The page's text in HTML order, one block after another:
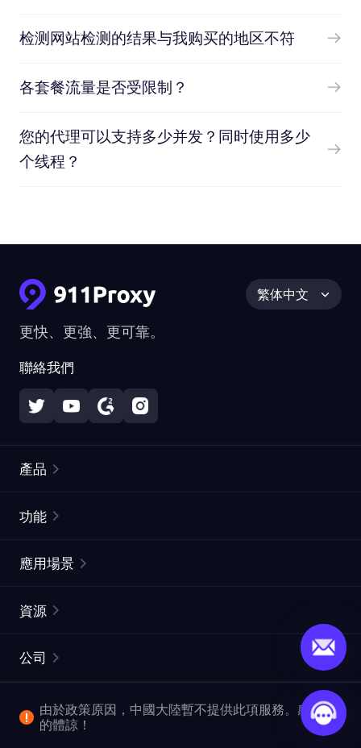
检测网站检测的结果与我购买的地区不符
各套餐流量是否受限制？
您的代理可以支持多少并发？同时使用多少
个线程？
更快、更強、更可靠。
聯絡我們
繁体中文
產品
靜態住宅代理
網頁擷取 API
視頻下載 API
功能
ISP代理
ProxySite
應用場景
市場研究
爬行和索引
資源
常見問題解答
位置
公司
企業服務
由於政策原因，中國大陸暫不提供此項服務。感謝您
的體諒！